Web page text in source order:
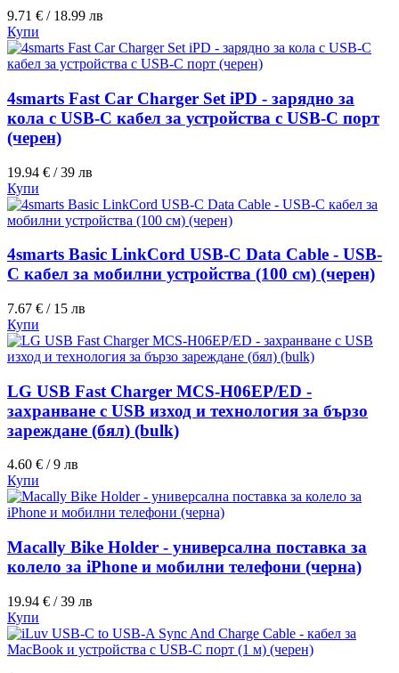
9.71 € / 18.99 лв
Купи
4smarts Fast Car Charger Set iPD - зарядно за
кола с USB-C кабел за устройства с USB-C порт
(черен)
19.94 € / 39 лв
Купи
4smarts Basic LinkCord USB-C Data Cable - USB-
C кабел за мобилни устройства (100 см) (черен)
7.67 € / 15 лв
Купи
LG USB Fast Charger MCS-H06EP/ED -
захранване с USB изход и технология за бързо
зареждане (бял) (bulk)
4.60 € / 9 лв
Купи
Macally Bike Holder - универсална поставка за
колело за iPhone и мобилни телефони (черна)
19.94 € / 39 лв
Купи